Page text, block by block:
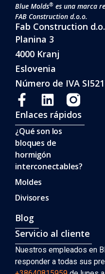
Blue Molds® es una marca
FAB Construction d.o.o.
Fab Construction
Planina 3
4000 Kranj
Eslovenia
Número de IVA
Enlaces rápidos
¿Qué son los
bloques de
hormigón
interconectables?
Moldes
Divisores
Blog
Servicio al cliente
Nuestros empleados en
responder a todas sus